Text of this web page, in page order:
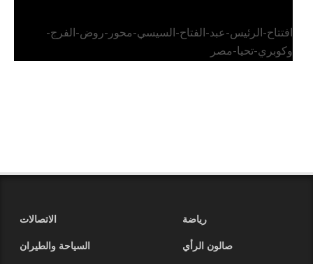
افتتاح-الرئيس-عبد-الفتاح-السيسي-محور-روض-الفرج-
وكوبري-تحيا-مصر
رياضة
الاتصالات
صالون الرأي
السياحة والطيران